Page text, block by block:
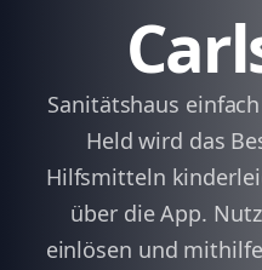
Sanitätshaus
Held wird das
Hilfsmitteln
über die App.
einlösen und